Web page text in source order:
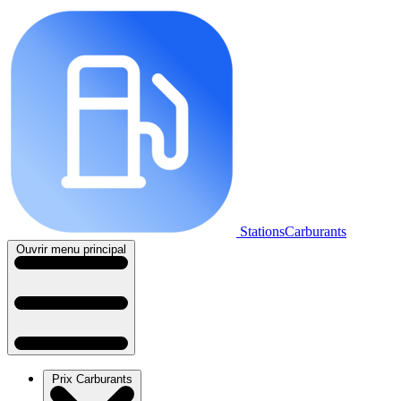
StationsCarburants
Ouvrir menu principal
Prix Carburants